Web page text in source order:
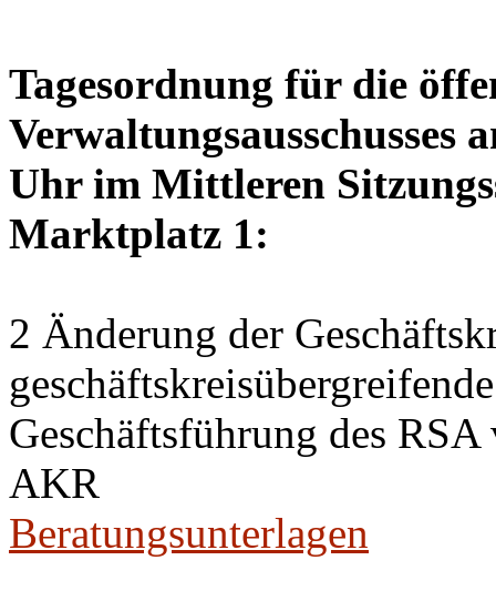
Tagesordnung für die
Verwaltungsausschusses
Uhr im Mittleren
Marktplatz 1:
2 Änderung der
Geschäftsführung des
AKR
Beratungsunterlagen